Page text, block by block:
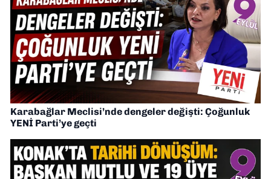
Karabağlar Meclisi’nde dengeler değişti: Çoğunluk
YENİ Parti’ye geçti